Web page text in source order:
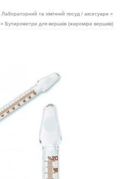
Лабораторний та хімічний посуд / аксесуари »
» Бутирометри для вершків (жироміри вершків)